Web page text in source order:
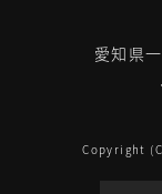
愛知県
Copyright